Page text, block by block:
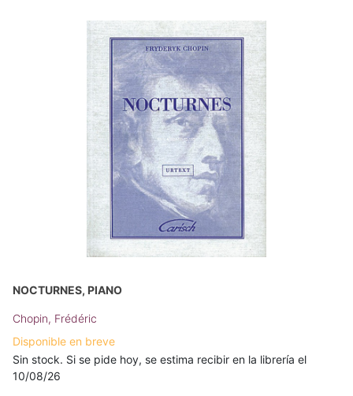
NOCTURNES, PIANO
Chopin, Frédéric
Disponible en breve
Sin stock. Si se pide hoy, se estima recibir en la librería el
10/08/26